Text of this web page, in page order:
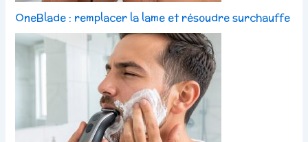
OneBlade : remplacer la lame et résoudre surchauffe